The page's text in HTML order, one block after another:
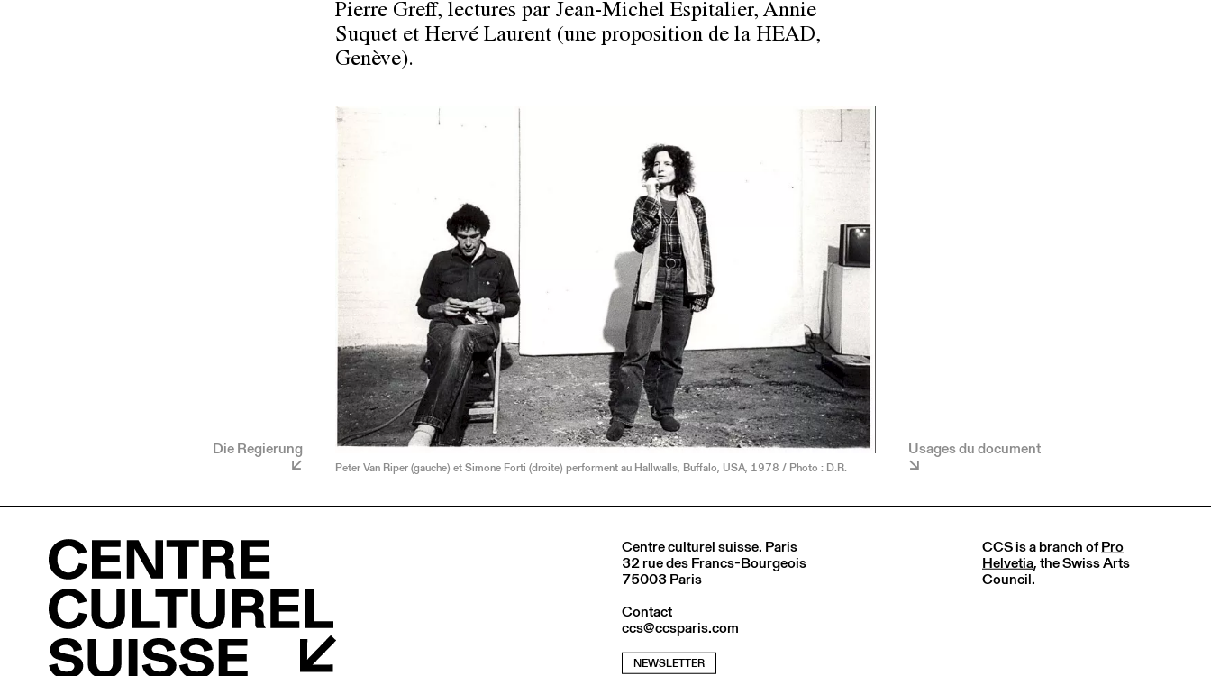
Die Regierung
Pierre Greff, lectures par Jean-Michel Espitalier, Annie
Suquet et Hervé Laurent (une proposition de la HEAD,
Genève).
Peter Van Riper (gauche) et Simone Forti (droite) performent au Hallwalls, Buffalo, USA, 1978 / Photo : D.R.
Usages du document
Centre culturel suisse. Paris
32 rue des Francs-Bourgeois
75003 Paris
Contact
ccs@ccsparis.com
NEWSLETTER
CCS is a branch ofPro
Helvetia, the Swiss Arts
Council.